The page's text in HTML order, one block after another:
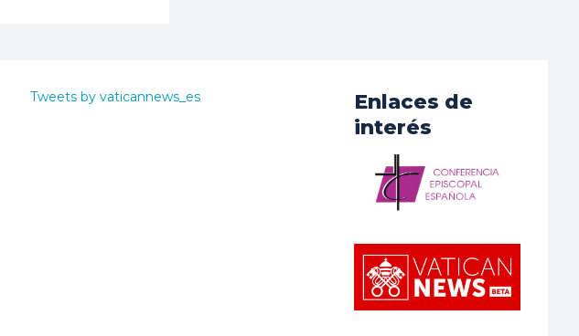
Tweets by vaticannews_es
Enlaces de
interés